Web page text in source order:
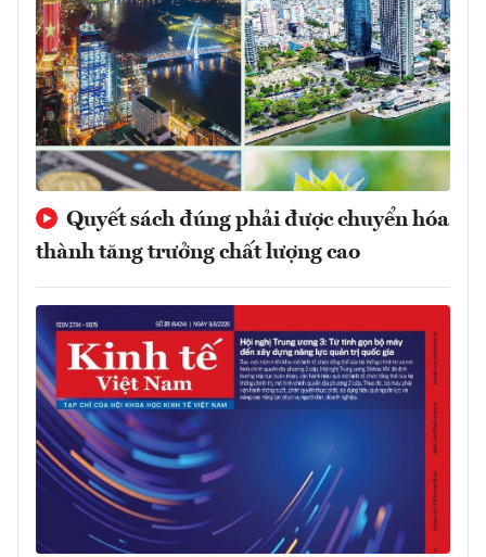
Quyết sách đúng phải được chuyển hóa
thành tăng trưởng chất lượng cao